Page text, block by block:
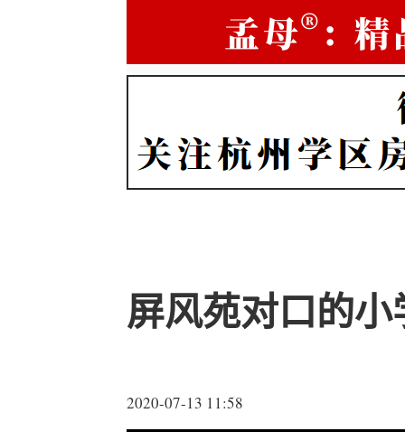
屏风苑对口的小
2020-07-13 11:58